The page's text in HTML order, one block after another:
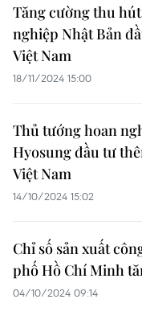
Tăng cường thu
nghiệp Nhật Bản
Việt Nam
18/11/2024 15:00
Thủ tướng hoan
Hyosung đầu tư
Việt Nam
14/10/2024 15:02
Chỉ số sản xuất
phố Hồ Chí Minh
04/10/2024 09:14